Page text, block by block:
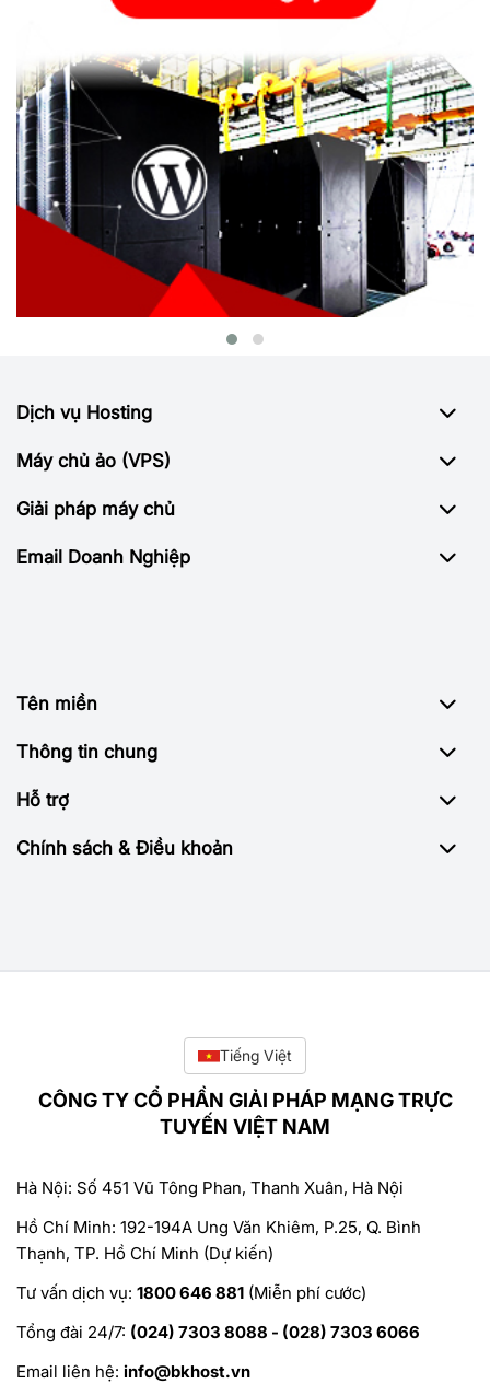
Dịch vụ Hosting
Máy chủ ảo (VPS)
Giải pháp máy chủ
Email Doanh Nghiệp
Tên miền
Thông tin chung
Hỗ trợ
Chính sách & Điều khoản
Tiếng Việt
CÔNG TY CỔ PHẦN GIẢI PHÁP MẠNG TRỰC
TUYẾN VIỆT NAM
Hà Nội: Số 451 Vũ Tông Phan, Thanh Xuân, Hà Nội
Hồ Chí Minh: 192-194A Ung Văn Khiêm, P.25, Q. Bình
Thạnh, TP. Hồ Chí Minh (Dự kiến)
Tư vấn dịch vụ: 1800 646 881 (Miễn phí cước)
Tổng đài 24/7: (024) 7303 8088 - (028) 7303 6066
Email liên hệ: info@bkhost.vn